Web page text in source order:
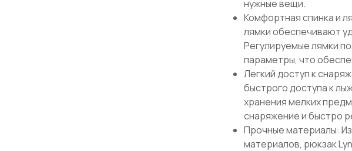
нужные вещи.
Комфортная спинка и
лямки обеспечивают
Регулируемые лямки
параметры, что
Легкий доступ к
быстрого доступа к
хранения мелких
снаряжение и быстро
Прочные материалы:
материалов, рюкзак